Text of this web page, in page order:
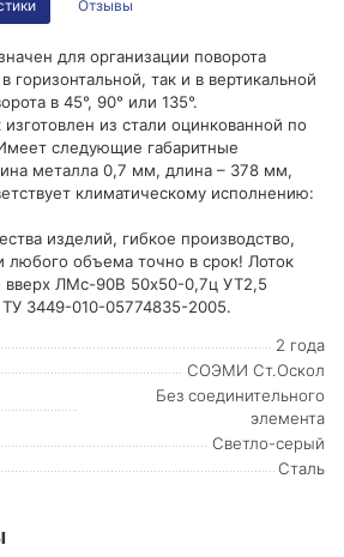
Отзывы
для организации поворота
горизонтальной, так и в вертикальной
в 45°, 90° или 135°.
из стали оцинкованной по
следующие габаритные
металла 0,7 мм, длина – 378 мм,
климатическому исполнению:
изделий, гибкое производство,
любого объема точно в срок! Лоток
вверх ЛМс-90В 50х50-0,7ц УТ2,5
ТУ 3449-010-05774835-2005.
2 года
СОЭМИ Ст.Оскол
Без соединительного
элемента
Светло-серый
Сталь